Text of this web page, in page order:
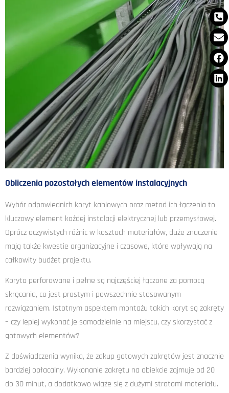
Obliczenia pozostałych elementów instalacyjnych
Wybór odpowiednich koryt kablowych oraz metod ich łączenia to
kluczowy element każdej instalacji elektrycznej lub przemysłowej.
Oprócz oczywistych różnic w kosztach materiałów, duże znaczenie
mają także kwestie organizacyjne i czasowe, które wpływają na
całkowity budżet projektu.
Koryta perforowane i pełne są najczęściej łączone za pomocą
skręcania, co jest prostym i powszechnie stosowanym
rozwiązaniem. Istotnym aspektem montażu takich koryt są zakręty
– czy lepiej wykonać je samodzielnie na miejscu, czy skorzystać z
gotowych elementów?
Z doświadczenia wynika, że zakup gotowych zakrętów jest znacznie
bardziej opłacalny. Wykonanie zakrętu na obiekcie zajmuje od 20
do 30 minut, a dodatkowo wiąże się z dużymi stratami materiału.